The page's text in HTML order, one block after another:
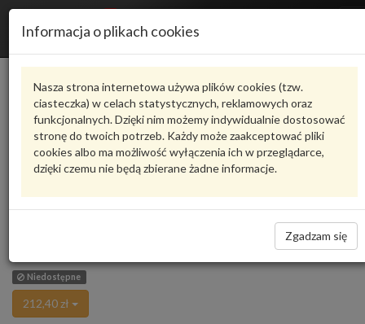
Informacja o plikach cookies
Nasza strona internetowa używa plików cookies (tzw.
ciasteczka) w celach statystycznych, reklamowych oraz
funkcjonalnych. Dzięki nim możemy indywidualnie dostosować
stronę do twoich potrzeb. Każdy może zaakceptować pliki
cookies albo ma możliwość wyłączenia ich w przeglądarce,
dzięki czemu nie będą zbierane żadne informacje.
Zgadzam się
Karta produktu
8D1721555AHVAG
VAG - produkt oryginalny VW AUDI SEAT SKODA
Zadaj pytanie o produkt
CIEGNO GAZU Audi ABC ,ACZ,
AAH, AFC Audi A4 B5 95- 8D1721555AH VAG
Niedostępne
212,40 zł